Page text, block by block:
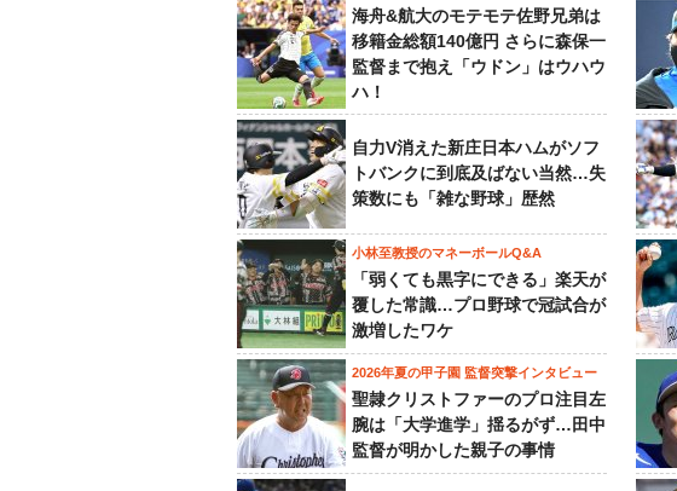
海舟&航大のモテモテ佐野兄弟は
移籍金総額140億円 さらに森保一
監督まで抱え「ウドン」はウハウ
ハ！
自力V消えた新庄日本ハムがソフ
トバンクに到底及ばない当然…失
策数にも「雑な野球」歴然
小林至教授のマネーボールQ&A
「弱くても黒字にできる」楽天が
覆した常識…プロ野球で冠試合が
激増したワケ
2026年夏の甲子園 監督突撃インタビュー
聖隷クリストファーのプロ注目左
腕は「大学進学」揺るがず…田中
監督が明かした親子の事情